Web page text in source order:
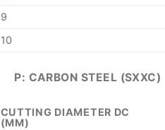
9
10
P: CARBON STEEL (SXXC)
CUTTING DIAMETER DC
(MM)